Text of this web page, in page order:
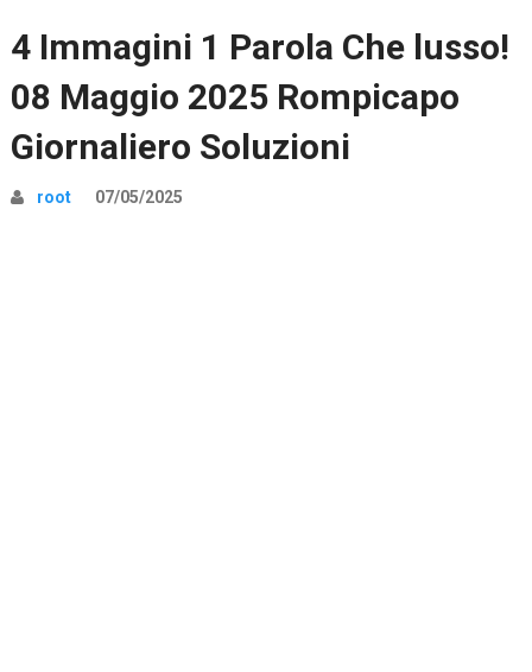
4 Immagini 1 Parola Che lusso!
08 Maggio 2025 Rompicapo
Giornaliero Soluzioni
root 07/05/2025